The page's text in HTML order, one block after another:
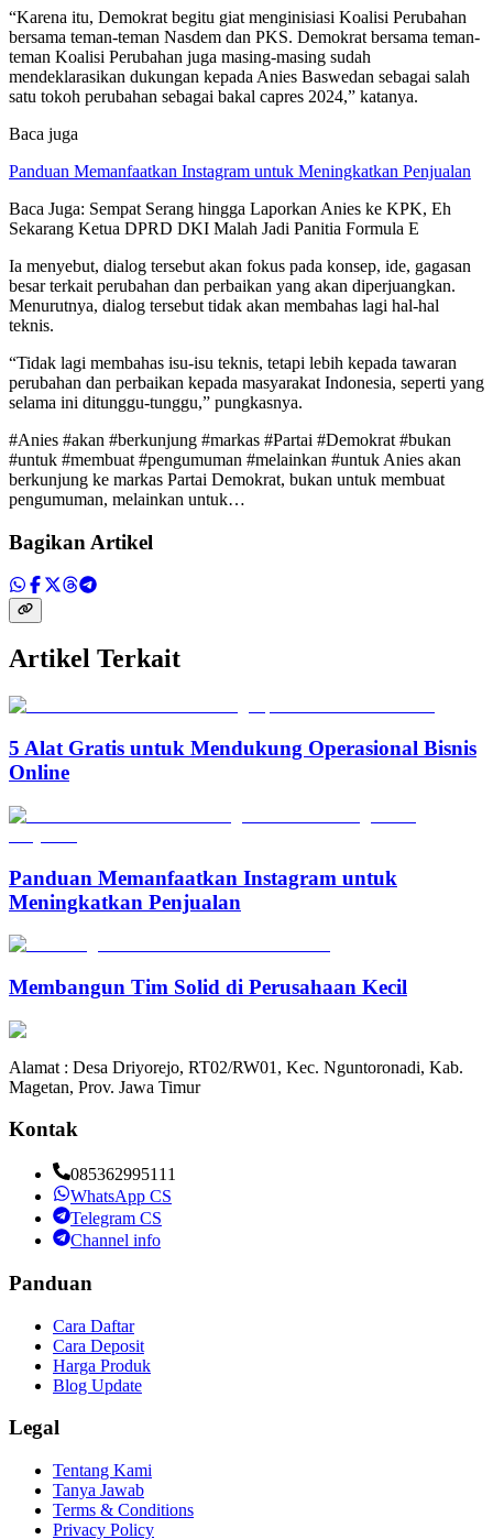
“Karena itu, Demokrat begitu giat menginisiasi Koalisi Perubahan
bersama teman-teman Nasdem dan PKS. Demokrat bersama teman-
teman Koalisi Perubahan juga masing-masing sudah
mendeklarasikan dukungan kepada Anies Baswedan sebagai salah
satu tokoh perubahan sebagai bakal capres 2024,” katanya.
Baca juga
Panduan Memanfaatkan Instagram untuk Meningkatkan Penjualan
Baca Juga: Sempat Serang hingga Laporkan Anies ke KPK, Eh
Sekarang Ketua DPRD DKI Malah Jadi Panitia Formula E
Ia menyebut, dialog tersebut akan fokus pada konsep, ide, gagasan
besar terkait perubahan dan perbaikan yang akan diperjuangkan.
Menurutnya, dialog tersebut tidak akan membahas lagi hal-hal
teknis.
“Tidak lagi membahas isu-isu teknis, tetapi lebih kepada tawaran
perubahan dan perbaikan kepada masyarakat Indonesia, seperti yang
selama ini ditunggu-tunggu,” pungkasnya.
#Anies #akan #berkunjung #markas #Partai #Demokrat #bukan
#untuk #membuat #pengumuman #melainkan #untuk Anies akan
berkunjung ke markas Partai Demokrat, bukan untuk membuat
pengumuman, melainkan untuk…
Bagikan Artikel
Artikel Terkait
5 Alat Gratis untuk Mendukung Operasional Bisnis
Online
Panduan Memanfaatkan Instagram untuk
Meningkatkan Penjualan
Membangun Tim Solid di Perusahaan Kecil
Alamat : Desa Driyorejo, RT02/RW01, Kec. Nguntoronadi, Kab.
Magetan, Prov. Jawa Timur
Kontak
085362995111
WhatsApp CS
Telegram CS
Channel info
Panduan
Cara Daftar
Cara Deposit
Harga Produk
Blog Update
Legal
Tentang Kami
Tanya Jawab
Terms & Conditions
Privacy Policy